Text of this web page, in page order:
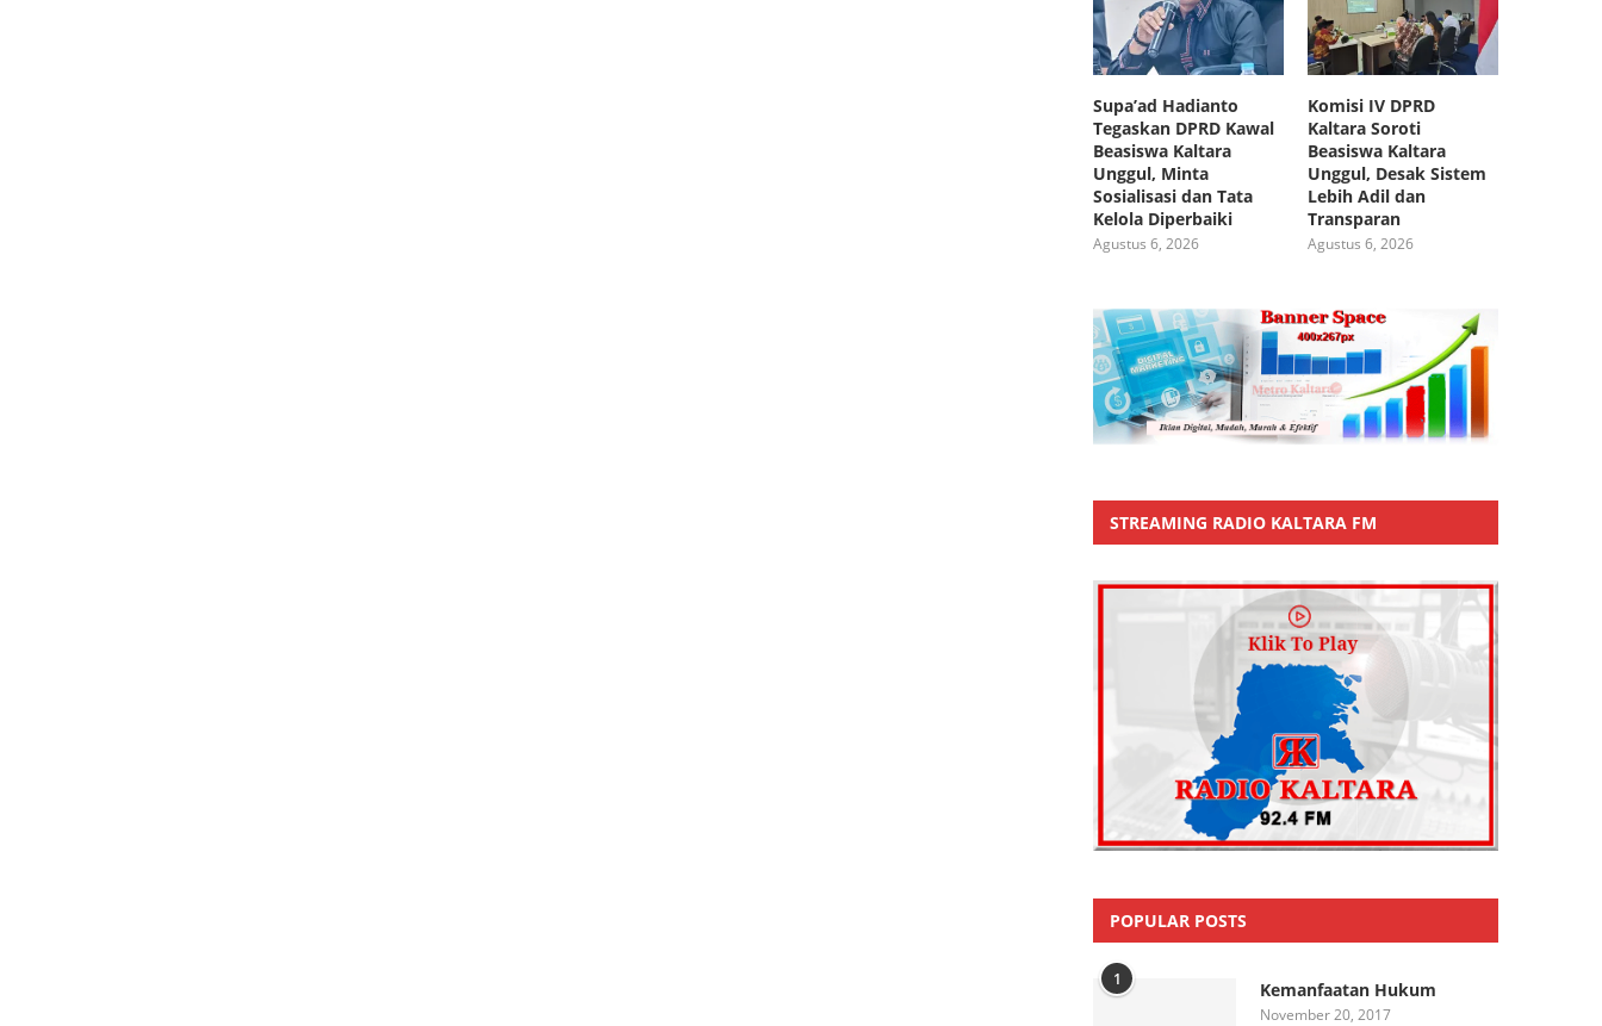
Supa’ad Hadianto
Tegaskan DPRD Kawal
Beasiswa Kaltara
Unggul, Minta
Sosialisasi dan Tata
Kelola Diperbaiki
Agustus 6, 2026
Komisi IV DPRD
Kaltara Soroti
Beasiswa Kaltara
Unggul, Desak Sistem
Lebih Adil dan
Transparan
Agustus 6, 2026
STREAMING RADIO KALTARA FM
POPULAR POSTS
1 Kemanfaatan Hukum
November 20, 2017